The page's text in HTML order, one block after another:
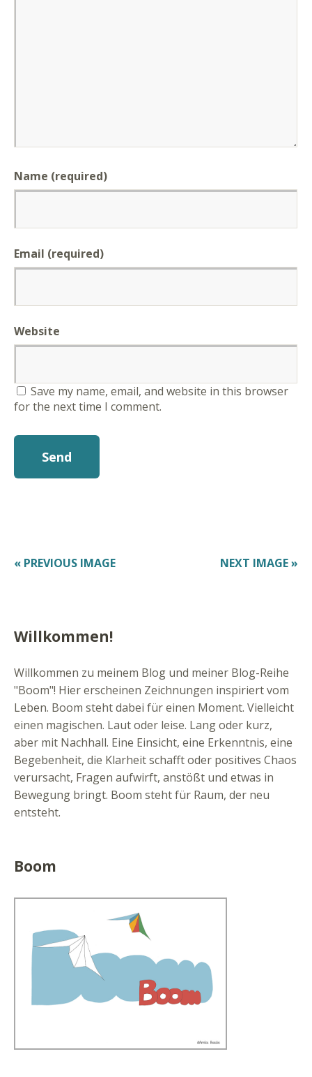
Name (required)
Email (required)
Website
Save my name, email, and website in this browser
for the next time I comment.
« PREVIOUS IMAGE NEXT IMAGE »
Willkommen!
Willkommen zu meinem Blog und meiner Blog-Reihe
"Boom"! Hier erscheinen Zeichnungen inspiriert vom
Leben. Boom steht dabei für einen Moment. Vielleicht
einen magischen. Laut oder leise. Lang oder kurz,
aber mit Nachhall. Eine Einsicht, eine Erkenntnis, eine
Begebenheit, die Klarheit schafft oder positives Chaos
verursacht, Fragen aufwirft, anstößt und etwas in
Bewegung bringt. Boom steht für Raum, der neu
entsteht.
Boom